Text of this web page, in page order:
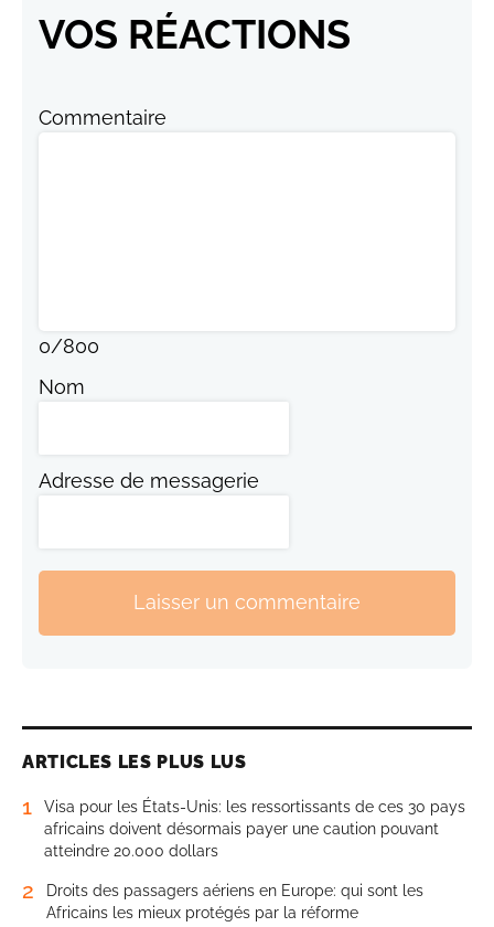
VOS RÉACTIONS
Commentaire
0/800
Nom
Adresse de messagerie
Laisser un commentaire
ARTICLES LES PLUS LUS
1
Visa pour les États-Unis: les ressortissants de ces 30 pays
africains doivent désormais payer une caution pouvant
atteindre 20.000 dollars
2
Droits des passagers aériens en Europe: qui sont les
Africains les mieux protégés par la réforme